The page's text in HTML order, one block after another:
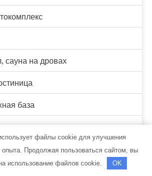
сауна на дровах
база
файлы cookie для улучшения
опыта. Продолжая пользоваться сайтом, вы
использование файлов cookie.
OK